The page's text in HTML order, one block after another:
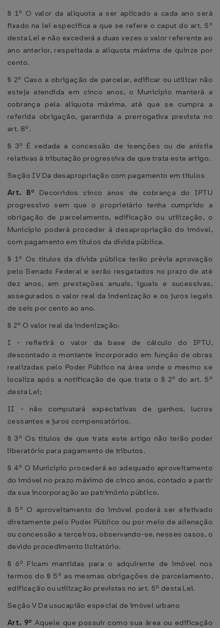
§ 1º O valor da alíquota a ser aplicado a cada ano será
fixado na lei específica a que se refere o caput do art. 5º
desta Lei e não excederá a duas vezes o valor referente ao
ano anterior, respeitada a alíquota máxima de quinze por
cento.
§ 2º Caso a obrigação de parcelar, edificar ou utilizar não
esteja atendida em cinco anos, o Município manterá a
cobrança pela alíquota máxima, até que se cumpra a
referida obrigação, garantida a prerrogativa prevista no
art. 8º.
§ 3º É vedada a concessão de isenções ou de anistia
relativas à tributação progressiva de que trata este artigo.
Seção IV Da desapropriação com pagamento em títulos
Art. 8º Decorridos cinco anos de cobrança do IPTU
progressivo sem que o proprietário tenha cumprido a
obrigação de parcelamento, edificação ou utilização, o
Município poderá proceder à desapropriação do imóvel,
com pagamento em títulos da dívida pública.
§ 1º Os títulos da dívida pública terão prévia aprovação
pelo Senado Federal e serão resgatados no prazo de até
dez anos, em prestações anuais, iguais e sucessivas,
assegurados o valor real da indenização e os juros legais
de seis por cento ao ano.
§ 2º O valor real da indenização:
I - refletirá o valor da base de cálculo do IPTU,
descontado o montante incorporado em função de obras
realizadas pelo Poder Público na área onde o mesmo se
localiza após a notificação de que trata o § 2º do art. 5º
desta Lei;
II - não computará expectativas de ganhos, lucros
cessantes e juros compensatórios.
§ 3º Os títulos de que trata este artigo não terão poder
liberatório para pagamento de tributos.
§ 4º O Município procederá ao adequado aproveitamento
do imóvel no prazo máximo de cinco anos, contado a partir
da sua incorporação ao patrimônio público.
§ 5º O aproveitamento do imóvel poderá ser efetivado
diretamente pelo Poder Público ou por meio de alienação
ou concessão a terceiros, observando-se, nesses casos, o
devido procedimento licitatório.
§ 6º Ficam mantidas para o adquirente de imóvel nos
termos do § 5º as mesmas obrigações de parcelamento,
edificação ou utilização previstas no art. 5º desta Lei.
Seção V Da usucapião especial de imóvel urbano
Art. 9ºAquele que possuir como sua área ou edificação